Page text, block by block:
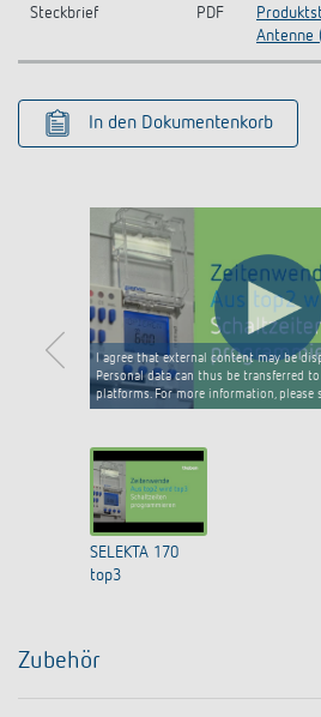
Steckbrief PDF
Antenne
In den Dokumentenkorb
I agree that external content may be
Personal data can thus be transferred
platforms. For more information, please
SELEKTA 170
top3
Zubehör